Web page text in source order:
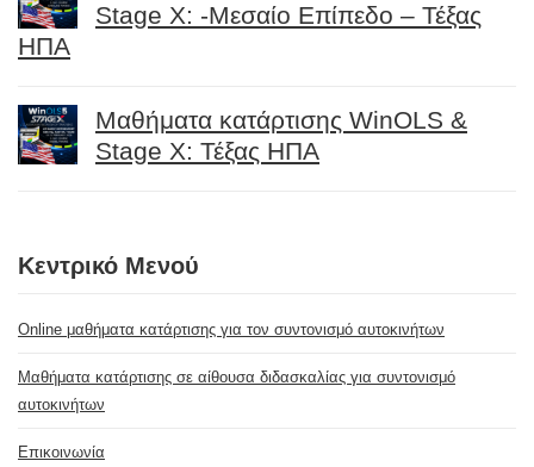
Stage X: -Μεσαίο Επίπεδο – Τέξας
ΗΠΑ
Μαθήματα κατάρτισης WinOLS &
Stage X: Τέξας ΗΠΑ
Κεντρικό Μενού
Online μαθήματα κατάρτισης για τον συντονισμό αυτοκινήτων
Μαθήματα κατάρτισης σε αίθουσα διδασκαλίας για συντονισμό
αυτοκινήτων
Επικοινωνία